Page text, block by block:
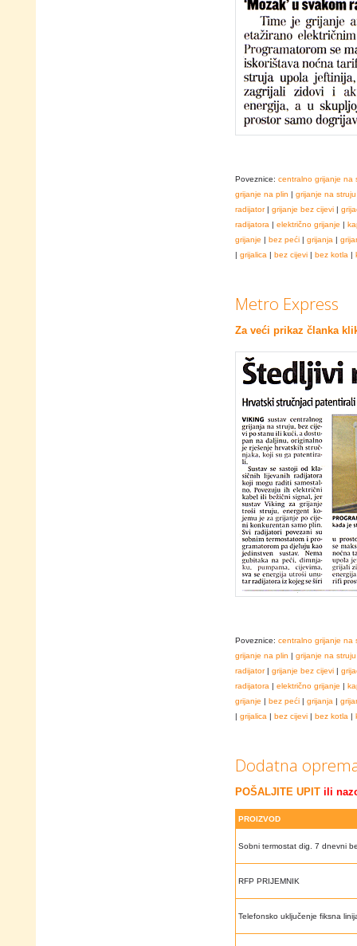
Poveznice: centralno grijanje na
grijanje na plin | grijanje na struju
radijator| grijanje bez cijevi |
radijatora | električno grijanje |
grijanje | bez peći | grijanja |
| grijalica | bez cijevi | bez kotla |
Metro Express
Za veći prikaz članka
Poveznice: centralno grijanje na
grijanje na plin | grijanje na struju
radijator| grijanje bez cijevi |
radijatora | električno grijanje |
grijanje | bez peći | grijanja |
| grijalica | bez cijevi | bez kotla |
Dodatna
POŠALJITE UPIT ili
PROIZVOD
Sobni termostat dig. 7 dnevni
RFP PRIJEMNIK
Telefonsko uključenje fiksna